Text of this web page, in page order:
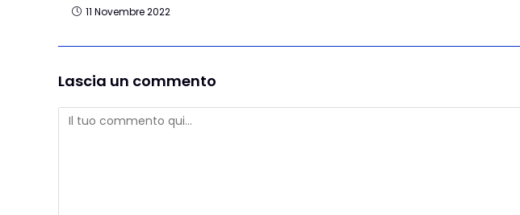
11 Novembre 2022
Lascia un commento